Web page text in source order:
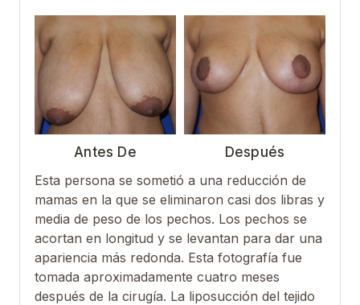
Antes De
Después
Esta persona se sometió a una reducción de
mamas en la que se eliminaron casi dos libras y
media de peso de los pechos. Los pechos se
acortan en longitud y se levantan para dar una
apariencia más redonda. Esta fotografía fue
tomada aproximadamente cuatro meses
después de la cirugía. La liposucción del tejido